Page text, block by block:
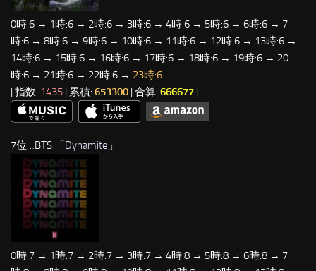
0時:6 → 1時:6 → 2時:6 → 3時:6 → 4時:6 → 5時:6 → 6時:6 → 7
時:6 → 8時:6 → 9時:6 → 10時:6 → 11時:6 → 12時:6 → 13時:6 →
14時:6 → 15時:6 → 16時:6 → 17時:6 → 18時:6 → 19時:6 → 20
時:6 → 21時:6 → 22時:6 → 23時:6
| 指数: 1435 | 累積: 653300 | 合算: 666677 |
7位…BTS 「 Dynamite 」
0時:7 → 1時:7 → 2時:7 → 3時:7 → 4時:8 → 5時:8 → 6時:8 → 7